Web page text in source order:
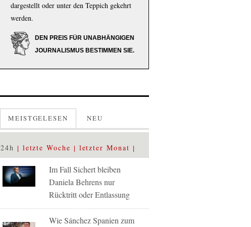
dargestellt oder unter den Teppich gekehrt
werden.
DEN PREIS FÜR UNABHÄNGIGEN
JOURNALISMUS BESTIMMEN SIE.
MEISTGELESEN NEU
24h letzte Woche letzter Monat
Im Fall Sichert bleiben
Daniela Behrens nur
Rücktritt oder Entlassung
Wie Sánchez Spanien zum